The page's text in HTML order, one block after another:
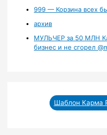
999 — Корзина всех
архив
МУЛЬЧЕР за 50 МЛН
бизнес и не сгорел
Шаблон Карма